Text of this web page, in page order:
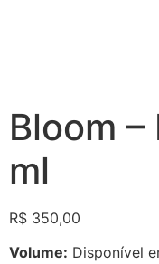
Bloom –
ml
R$ 350,00
Volume: Disponível